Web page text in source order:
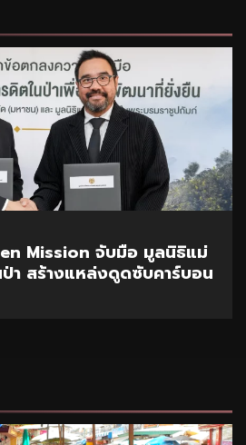
Mission จับมือ มูลนิธิแม่
า สร้างแหล่งดูดซับคาร์บอน